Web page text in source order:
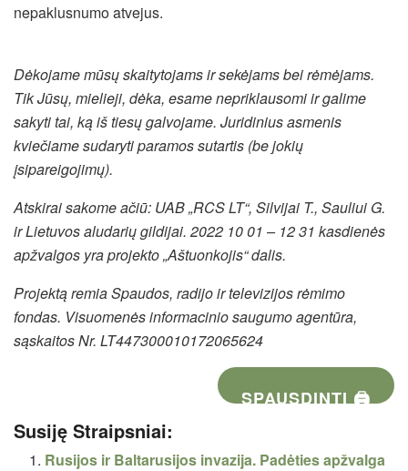
nepaklusnumo atvejus.
Dėkojame mūsų skaitytojams ir sekėjams bei rėmėjams.
Tik Jūsų, mielieji, dėka, esame nepriklausomi ir galime
sakyti tai, ką iš tiesų galvojame. Juridinius asmenis
kviečiame sudaryti paramos sutartis (be jokių
įsipareigojimų).
Atskirai sakome ačiū: UAB „RCS LT“, Silvijai T., Sauliui G.
ir Lietuvos aludarių gildijai. 2022 10 01 – 12 31 kasdienės
apžvalgos yra projekto „Aštuonkojis“ dalis.
Projektą remia Spaudos, radijo ir televizijos rėmimo
fondas. Visuomenės informacinio saugumo agentūra,
sąskaitos Nr. LT447300010172065624
SPAUSDINTI 🖨
Susiję Straipsniai:
Rusijos ir Baltarusijos invazija. Padėties apžvalga